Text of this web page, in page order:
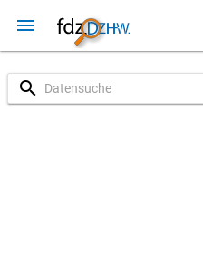
menu
search